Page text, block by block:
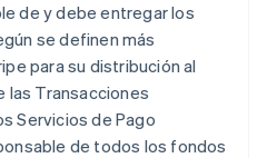
de y debe entregar los
se definen más
para su distribución al
las Transacciones
Servicios de Pago
de todos los fondos